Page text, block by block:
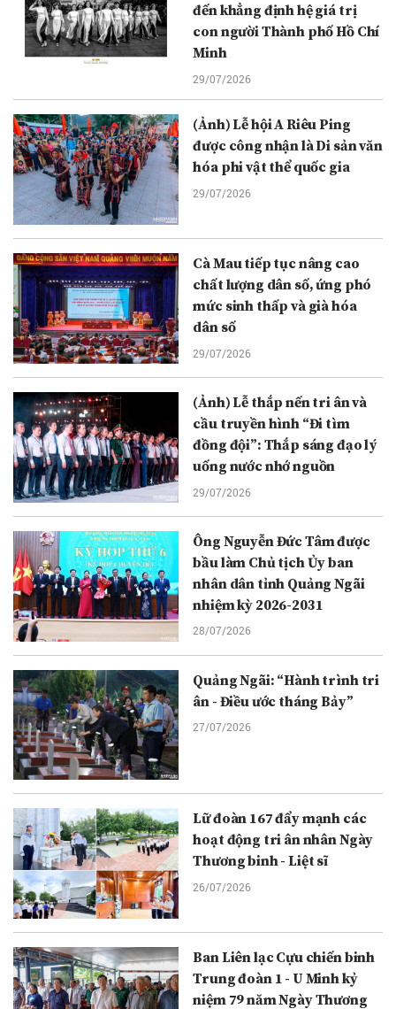
đến khẳng định hệ giá trị
con người Thành phố Hồ Chí
Minh
29/07/2026
(Ảnh) Lễ hội A Riêu Ping
được công nhận là Di sản văn
hóa phi vật thể quốc gia
29/07/2026
Cà Mau tiếp tục nâng cao
chất lượng dân số, ứng phó
mức sinh thấp và già hóa
dân số
29/07/2026
(Ảnh) Lễ thắp nến tri ân và
cầu truyền hình “Đi tìm
đồng đội”: Thắp sáng đạo lý
uống nước nhớ nguồn
29/07/2026
Ông Nguyễn Đức Tâm được
bầu làm Chủ tịch Ủy ban
nhân dân tỉnh Quảng Ngãi
nhiệm kỳ 2026-2031
28/07/2026
Quảng Ngãi: “Hành trình tri
ân - Điều ước tháng Bảy”
27/07/2026
Lữ đoàn 167 đẩy mạnh các
hoạt động tri ân nhân Ngày
Thương binh - Liệt sĩ
26/07/2026
Ban Liên lạc Cựu chiến binh
Trung đoàn 1 - U Minh kỷ
niệm 79 năm Ngày Thương